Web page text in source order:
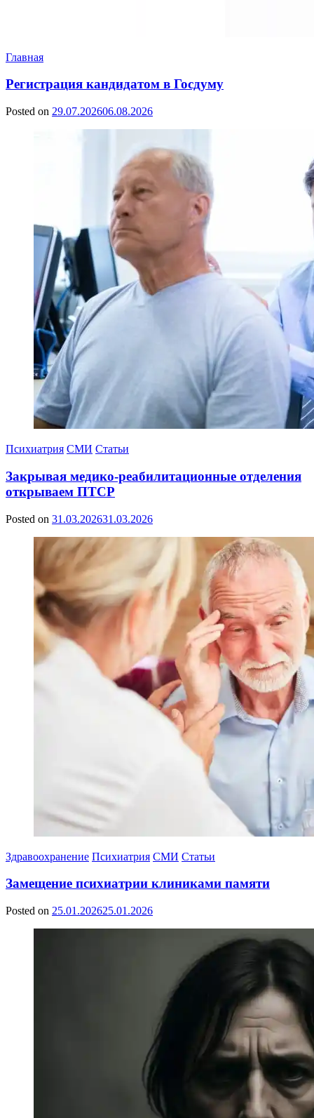
Главная
Регистрация кандидатом в Госдуму
Posted on 29.07.202606.08.2026
Психиатрия СМИ Статьи
Закрывая медико-реабилитационные отделения
открываем ПТСР
Posted on 31.03.202631.03.2026
Здравоохранение Психиатрия СМИ Статьи
Замещение психиатрии клиниками памяти
Posted on 25.01.202625.01.2026